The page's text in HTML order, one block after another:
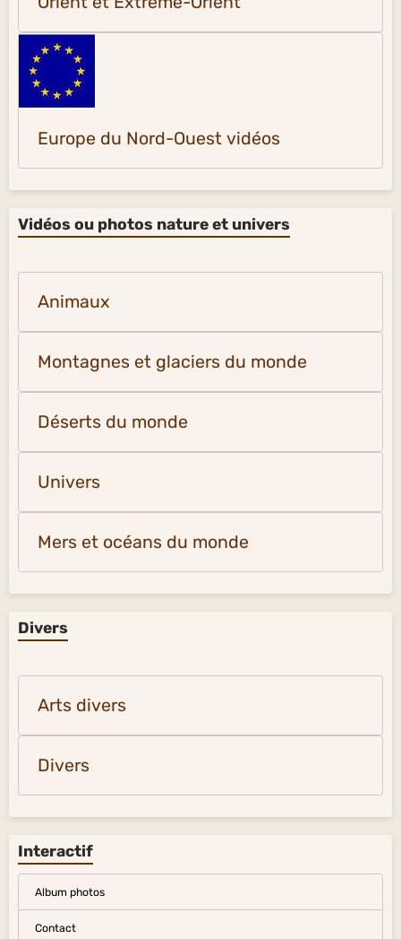
Europe du Nord-Ouest vidéos
Vidéos ou photos nature et univers
Animaux
Montagnes et glaciers du monde
Déserts du monde
Univers
Mers et océans du monde
Divers
Arts divers
Divers
Interactif
Album photos
Contact